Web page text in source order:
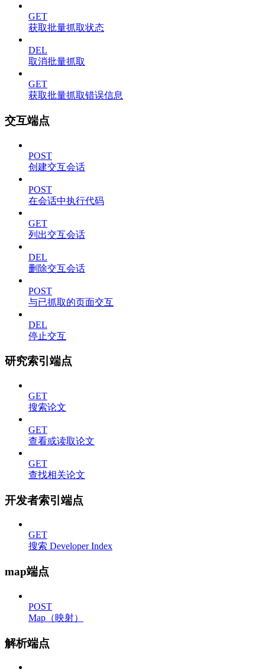
GET
获取批量抓取状态
DEL
取消批量抓取
GET
获取批量抓取错误信息
交互端点
POST
创建交互会话
POST
在会话中执行代码
GET
列出交互会话
DEL
删除交互会话
POST
与已抓取的页面交互
DEL
停止交互
研究索引端点
GET
搜索论文
GET
查看或读取论文
GET
查找相关论文
开发者索引端点
GET
搜索 Developer Index
map端点
POST
Map（映射）
解析端点